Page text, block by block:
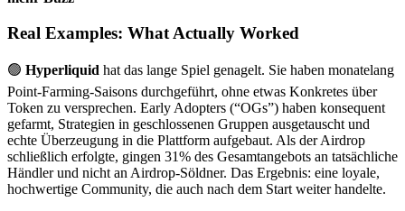
Real Examples: What Actually Worked
🟢 Hyperliquid hat das lange Spiel genagelt. Sie haben monatelang
Point-Farming-Saisons durchgeführt, ohne etwas Konkretes über
Token zu versprechen. Early Adopters (“OGs”) haben konsequent
gefarmt, Strategien in geschlossenen Gruppen ausgetauscht und
echte Überzeugung in die Plattform aufgebaut. Als der Airdrop
schließlich erfolgte, gingen 31% des Gesamtangebots an tatsächliche
Händler und nicht an Airdrop-Söldner. Das Ergebnis: eine loyale,
hochwertige Community, die auch nach dem Start weiter handelte.